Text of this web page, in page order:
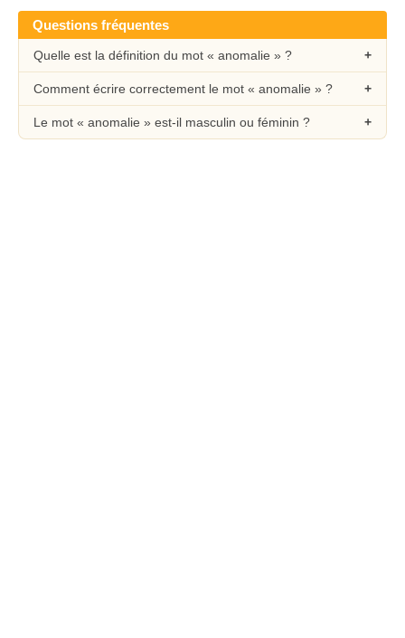
Questions fréquentes
Quelle est la définition du mot « anomalie » ?
Comment écrire correctement le mot « anomalie » ?
Le mot « anomalie » est-il masculin ou féminin ?